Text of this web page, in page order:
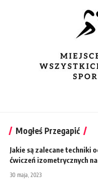
Mogłeś Przegapić
Jakie są zalecane techniki
ćwiczeń izometrycznych
30 maja, 2023